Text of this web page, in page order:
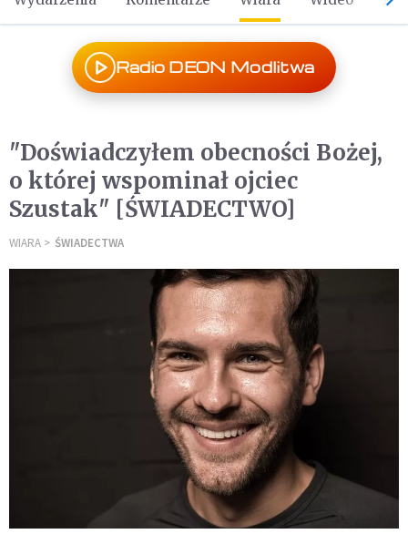
Radio DEON Modlitwa
"Doświadczyłem obecności Bożej,
o której wspominał ojciec
Szustak" [ŚWIADECTWO]
WIARA ŚWIADECTWA